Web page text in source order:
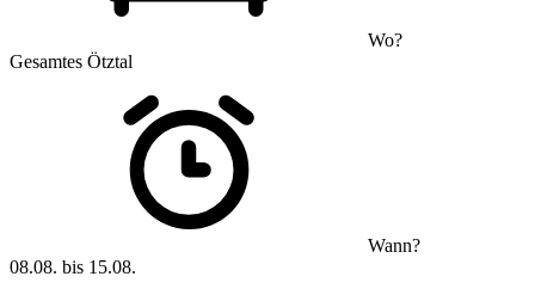
Wo?
Gesamtes Ötztal
Wann?
08.08. bis 15.08.